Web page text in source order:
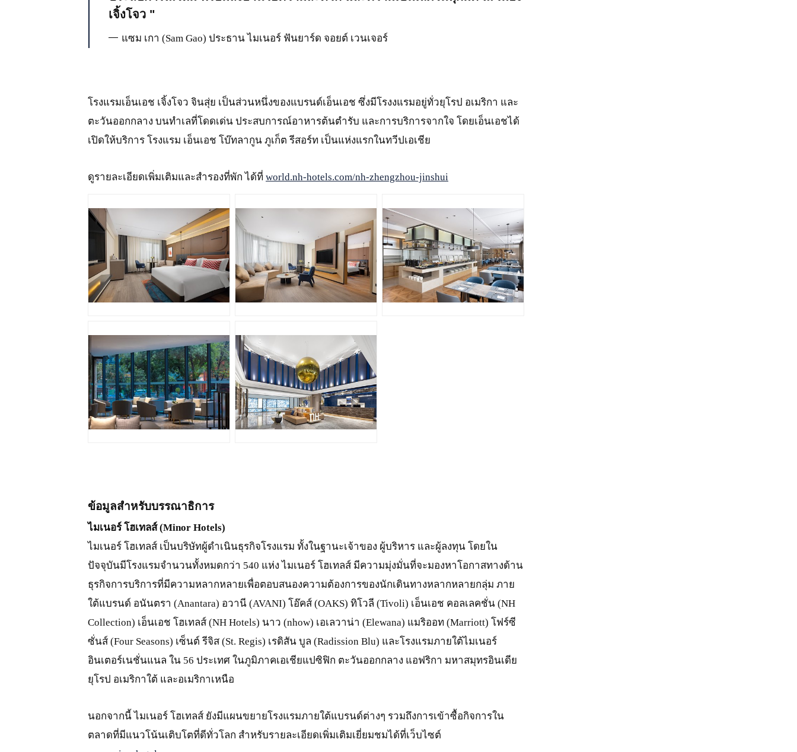
เจิ้งโจว
แซม เกา (Sam Gao) ประธาน ไมเนอร์ ฟันยาร์ด จอยต์ เวนเจอร์
โรงแรมเอ็นเอช เจิ้งโจว จินสุ่ย เป็นส่วนหนึ่งของแบรนด์เอ็นเอช ซึ่งมีโรงงแรมอยู่ทั่วยุโรป อเมริกา และ
ตะวันออกกลาง บนทำเลที่โดดเด่น ประสบการณ์อาหารต้นตำรับ และการบริการจากใจ โดยเอ็นเอชได้
เปิดให้บริการ โรงแรม เอ็นเอช โบ๊ทลากูน ภูเก็ต รีสอร์ท เป็นแห่งแรกในทวีปเอเชีย
ดูรายละเอียดเพิ่มเติมและสำรองที่พัก ได้ที่ world.nh-hotels.com/nh-zhengzhou-jinshui
JPG JPG JPG
JPG JPG
ข้อมูลสำหรับบรรณาธิการ
ไมเนอร์ โฮเทลส์ (Minor Hotels)
ไมเนอร์ โฮเทลส์ เป็นบริษัทผู้ดำเนินธุรกิจโรงแรม ทั้งในฐานะเจ้าของ ผู้บริหาร และผู้ลงทุน โดยใน
ปัจจุบันมีโรงแรมจำนวนทั้งหมดกว่า 540 แห่ง ไมเนอร์ โฮเทลส์ มีความมุ่งมั่นที่จะมองหาโอกาสทางด้าน
ธุรกิจการบริการที่มีความหลากหลายเพื่อตอบสนองความต้องการของนักเดินทางหลากหลายกลุ่ม ภาย
ใต้แบรนด์ อนันตรา (Anantara) อวานี (AVANI) โอ๊คส์ (OAKS) ทิโวลี (Tivoli) เอ็นเอช คอลเลคชั่น (NH
Collection) เอ็นเอช โฮเทลส์ (NH Hotels) นาว (nhow) เอเลวาน่า (Elewana) แมริออท (Marriott) โฟร์ซี
ซั่นส์ (Four Seasons) เซ็นต์ รีจิส (St. Regis) เรดิสัน บูล (Radission Blu) และโรงแรมภายใต้ไมเนอร์
อินเตอร์เนชั่นแนล ใน 56 ประเทศ ในภูมิภาคเอเชียแปซิฟิก ตะวันออกกลาง แอฟริกา มหาสมุทรอินเดีย
ยุโรป อเมริกาใต้ และอเมริกาเหนือ
นอกจากนี้ ไมเนอร์ โฮเทลส์ ยังมีแผนขยายโรงแรมภายใต้แบรนด์ต่างๆ รวมถึงการเข้าซื้อกิจการใน
ตลาดที่มีแนวโน้นเติบโตที่ดีทั่วโลก สำหรับรายละเอียดเพิ่มเติมเยี่ยมชมได้ที่เว็บไซต์